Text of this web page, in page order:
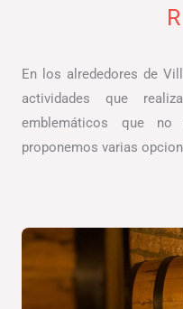
En los alrededores de
actividades que
emblemáticos que no
proponemos varias